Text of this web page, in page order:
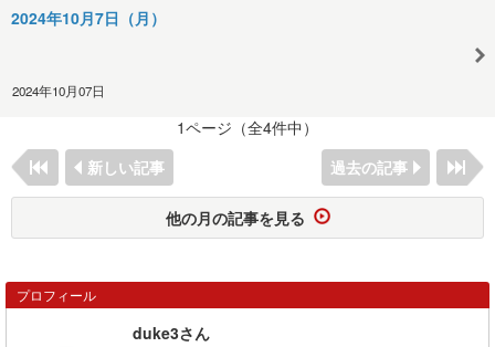
2024年10月7日（月）
2024年10月07日
1ページ（全4件中）
新しい記事
過去の記事
他の月の記事を見る
プロフィール
duke3さん